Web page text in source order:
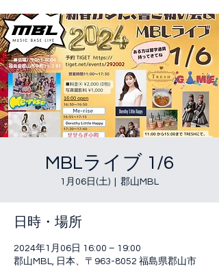
MBLライブ 1/6
1月06日(土) 郡山MBL
日時・場所
2024年1月06日 16:00 – 19:00
郡山MBL, 日本、〒963-8052 福島県郡山市